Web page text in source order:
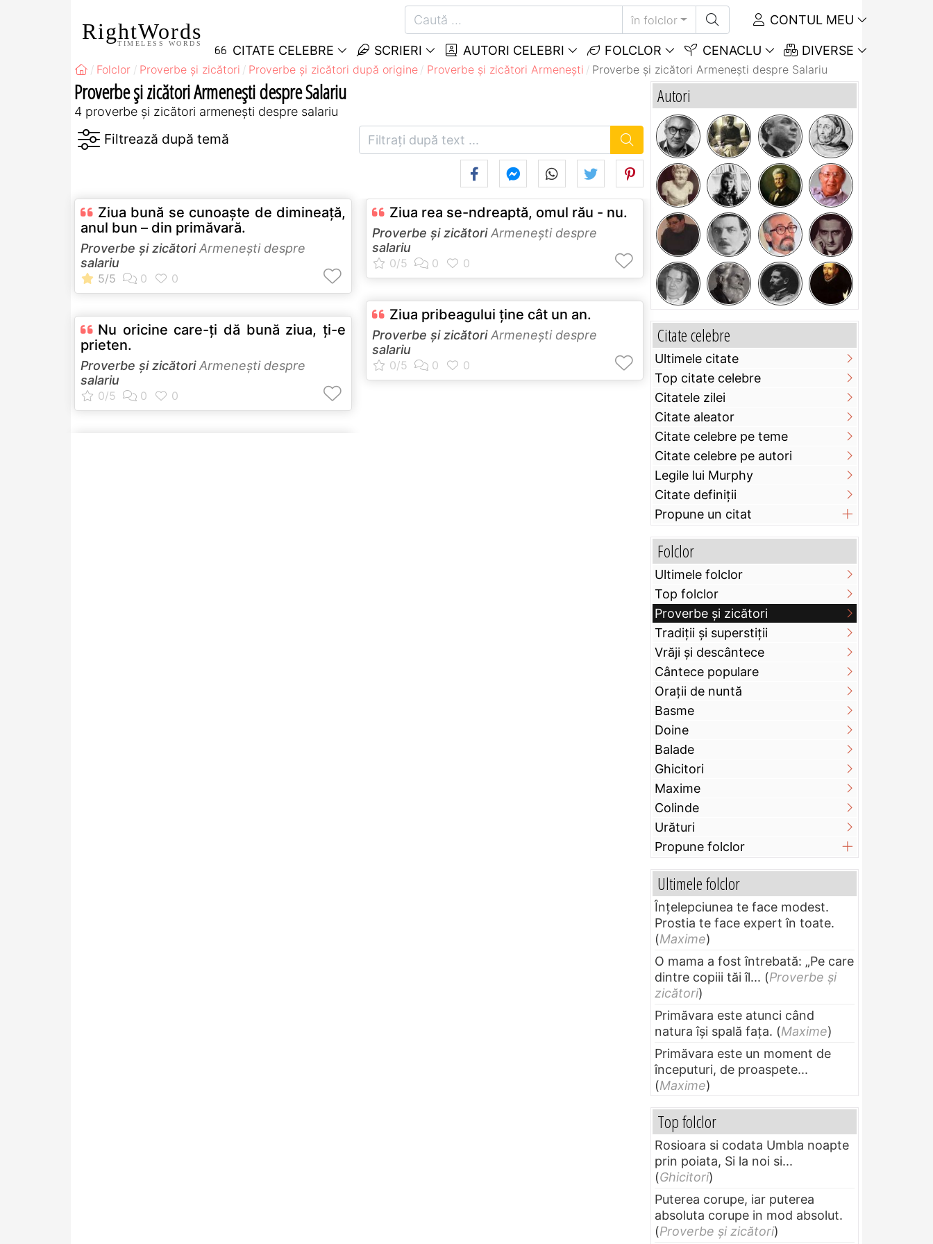
RightWords
TIMELESS WORDS
în folclor CONTUL MEU
CITATE CELEBRE SCRIERI AUTORI CELEBRI FOLCLOR CENACLU DIVERSE
Folclor Proverbe și zicători Proverbe și zicători după origine Proverbe și zicători Armeneşti Proverbe și zicători Armeneşti despre Salariu
Proverbe și zicători Armeneşti despre Salariu
4 proverbe și zicători armeneşti despre salariu
Ziua bună se cunoaşte de dimineaţă,
anul bun – din primăvară.
Proverbe și zicătoriArmeneşti despre
salariu
Nu oricine care-ţi dă bună ziua, ţi-e
prieten.
Proverbe și zicătoriArmeneşti despre
salariu
Ziua rea se-ndreaptă, omul rău - nu.
Proverbe și zicătoriArmeneşti despre
salariu
Ziua pribeagului ţine cât un an.
Proverbe și zicătoriArmeneşti despre
salariu
Autori
Citate celebre
Ultimele citate
Top citate celebre
Citatele zilei
Citate aleator
Citate celebre pe teme
Citate celebre pe autori
Legile lui Murphy
Citate definiţii
Propune un citat
Folclor
Ultimele folclor
Top folclor
Proverbe și zicători
Tradiții și superstiții
Vrăji și descântece
Cântece populare
Orații de nuntă
Basme
Doine
Balade
Ghicitori
Maxime
Colinde
Urături
Propune folclor
Ultimele folclor
Înțelepciunea te face modest.
Prostia te face expert în toate.
(Maxime)
O mama a fost întrebată: „Pe care
dintre copiii tăi îl... (Proverbe și
zicători)
Primăvara este atunci când
natura își spală fața. (Maxime)
Primăvara este un moment de
începuturi, de proaspete...
(Maxime)
Top folclor
Rosioara si codata Umbla noapte
prin poiata, Si la noi si...
(Ghicitori)
Puterea corupe, iar puterea
absoluta corupe in mod absolut.
(Proverbe și zicători)